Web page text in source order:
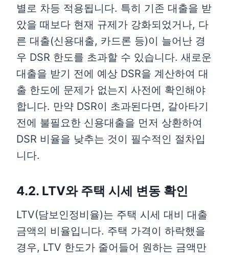
별로 차등 적용됩니다. 특히 기존 대출을 받
았을 때보다 현재 규제가 강화되었거나, 다
른 대출(신용대출, 카드론 등)이 늘어난 경
우 DSR 한도를 초과할 수 있습니다. 새로운
대출을 받기 전에 예상 DSR을 계산하여 대
출 한도에 문제가 없는지 사전에 확인해야
합니다. 만약 DSR이 초과된다면, 갈아타기
전에 불필요한 신용대출을 먼저 상환하여
DSR 비율을 낮추는 것이 필수적인 절차입
니다.
4.2. LTV와 주택 시세 변동 확인
LTV(담보인정비율)는 주택 시세 대비 대출
금액의 비율입니다. 주택 가격이 하락했을
경우, LTV 한도가 줄어들어 원하는 금액만